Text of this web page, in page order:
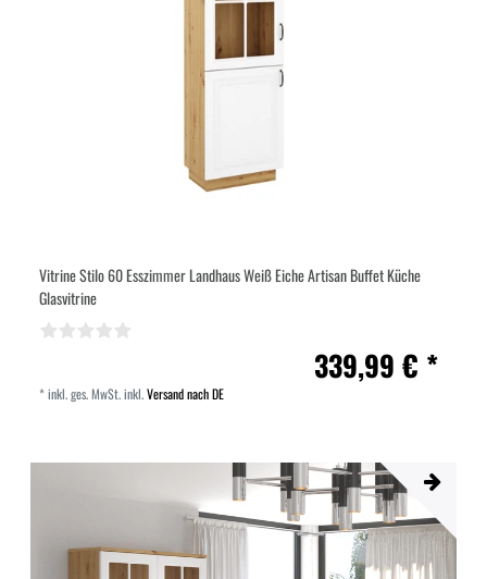
Vitrine Stilo 60 Esszimmer Landhaus Weiß Eiche Artisan Buffet Küche
Glasvitrine
339,99 € *
*inkl. ges. MwSt.inkl.Versand nach DE